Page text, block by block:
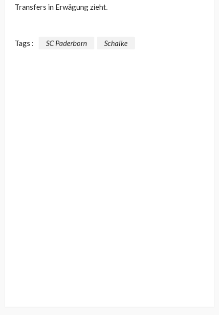
Transfers in Erwägung zieht.
Tags : SC Paderborn Schalke